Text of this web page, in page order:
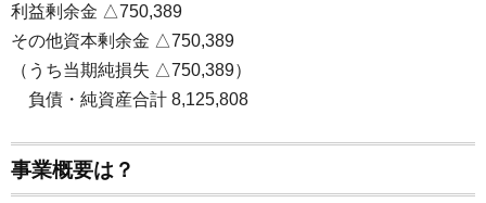
利益剰余金 △750,389
その他資本剰余金 △750,389
（うち当期純損失 △750,389）
負債・純資産合計 8,125,808
事業概要は？